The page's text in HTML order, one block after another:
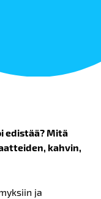
edistää? Mitä
kahvin,
ja